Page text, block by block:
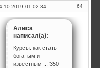
64
10-2019 01:02:34
Алиса
написал(а):
Курсы: как стать
богатым и
известным ... 350